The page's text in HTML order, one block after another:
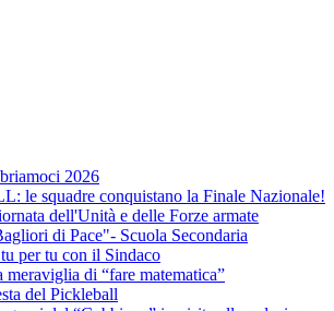
2026
le squadre conquistano la Finale Nazionale!
dell'Unità e delle Forze armate
di Pace"- Scuola Secondaria
per tu con il Sindaco
meraviglia di “fare matematica”
del Pickleball